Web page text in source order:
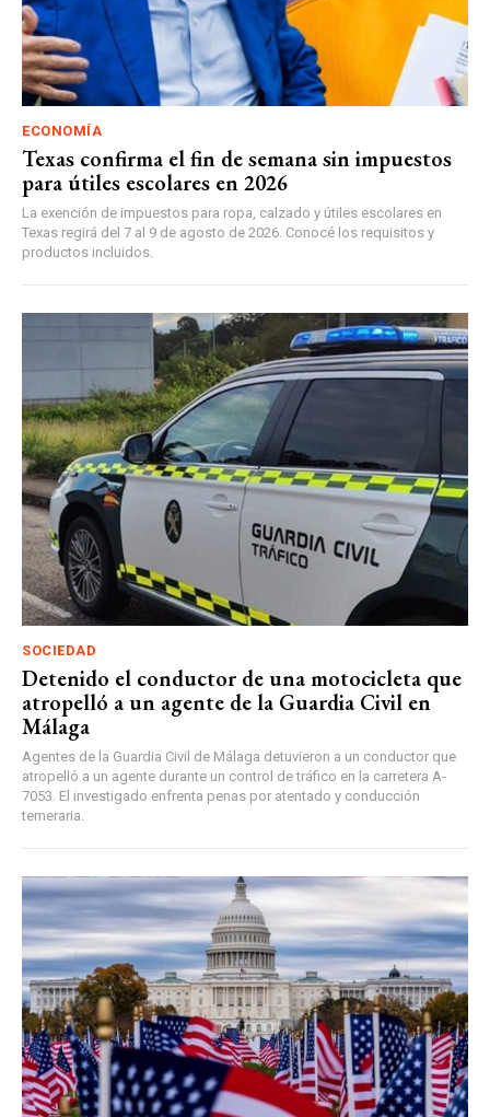
ECONOMÍA
Texas confirma el fin de semana sin impuestos
para útiles escolares en 2026
La exención de impuestos para ropa, calzado y útiles escolares en
Texas regirá del 7 al 9 de agosto de 2026. Conocé los requisitos y
productos incluidos.
SOCIEDAD
Detenido el conductor de una motocicleta que
atropelló a un agente de la Guardia Civil en
Málaga
Agentes de la Guardia Civil de Málaga detuvieron a un conductor que
atropelló a un agente durante un control de tráfico en la carretera A-
7053. El investigado enfrenta penas por atentado y conducción
temeraria.